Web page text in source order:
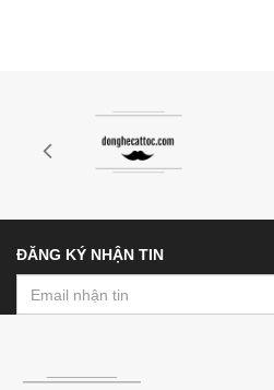
ĐĂNG KÝ NHẬN TIN